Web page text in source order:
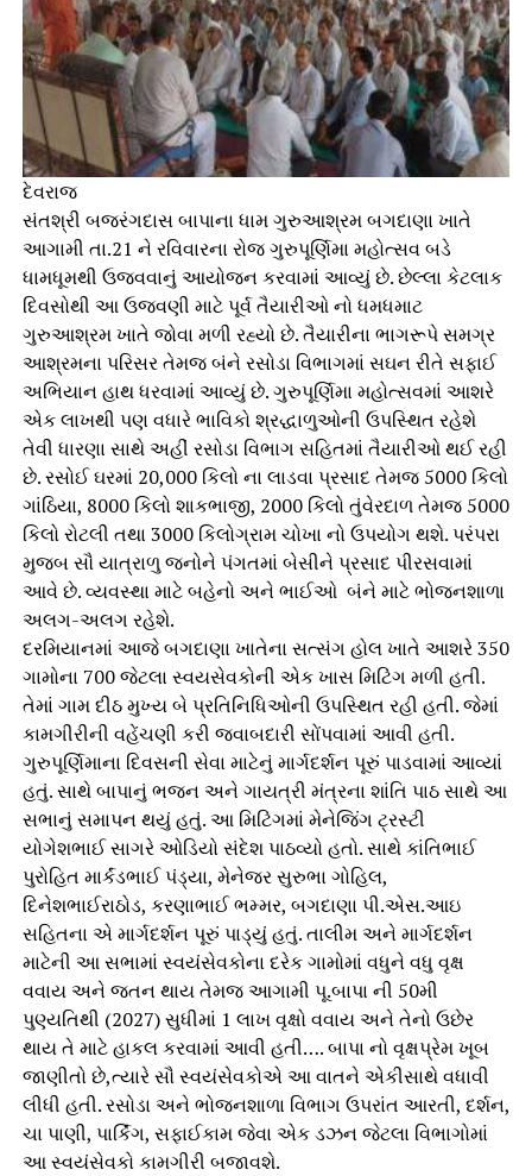
દેવરાજ
સંતશ્રી બજરંગદાસ બાપાના ધામ ગુરુઆશ્રમ બગદાણા ખાતે
આગામી તા.21 ને રવિવારના રોજ ગુરુપૂર્ણિમા મહોત્સવ બડે
ધામધૂમથી ઉજવવાનું આયોજન કરવામાં આવ્યું છે. છેલ્લા કેટલાક
દિવસોથી આ ઉજવણી માટે પૂર્વ તૈયારીઓ નો ધમધમાટ
ગુરુઆશ્રમ ખાતે જોવા મળી રહ્યો છે. તૈયારીના ભાગરૂપે સમગ્ર
આશ્રમના પરિસર તેમજ બંને રસોડા વિભાગમાં સઘન રીતે સફાઈ
અભિયાન હાથ ધરવામાં આવ્યું છે. ગુરુપૂર્ણિમા મહોત્સવમાં આશરે
એક લાખથી પણ વધારે ભાવિકો શ્રદ્ધાળુઓની ઉપસ્થિત રહેશે
તેવી ધારણા સાથે અહીં રસોડા વિભાગ સહિતમાં તૈયારીઓ થઈ રહી
છે. રસોઈ ઘરમાં 20,000 કિલો ના લાડવા પ્રસાદ તેમજ 5000 કિલો
ગાંઠિયા, 8000 કિલો શાકભાજી, 2000 કિલો તુંવેરદાળ તેમજ 5000
કિલો રોટલી તથા 3000 કિલોગ્રામ ચોખા નો ઉપયોગ થશે. પરંપરા
મુજબ સૌ યાત્રાળુ જનોને પંગતમાં બેસીને પ્રસાદ પીરસવામાં
આવે છે. વ્યવસ્થા માટે બહેનો અને ભાઈઓ બંને માટે ભોજનશાળા
અલગ-અલગ રહેશે.
દરમિયાનમાં આજે બગદાણા ખાતેના સત્સંગ હોલ ખાતે આશરે 350
ગામોના 700 જેટલા સ્વયસેવકોની એક ખાસ મિટિંગ મળી હતી.
તેમાં ગામ દીઠ મુખ્ય બે પ્રતિનિધિઓની ઉપસ્થિત રહી હતી. જેમાં
કામગીરીની વહેંચણી કરી જવાબદારી સોંપવામાં આવી હતી.
ગુરુપૂર્ણિમાના દિવસની સેવા માટેનું માર્ગદર્શન પૂરું પાડવામાં આવ્યાં
હતું. સાથે બાપાનું ભજન અને ગાયત્રી મંત્રના શાંતિ પાઠ સાથે આ
સભાનું સમાપન થયું હતું. આ મિટિંગમાં મેનેજિંગ ટ્રસ્ટી
યોગેશભાઈ સાગરે ઓડિયો સંદેશ પાઠવ્યો હતો. સાથે કાંતિભાઈ
પુરોહિત માર્કંડભાઈ પંડ્યા, મેનેજર સુરુભા ગોહિલ,
દિનેશભાઈરાઠોડ, કરણાભાઈ ભમ્મર, બગદાણા પી.એસ.આઇ
સહિતના એ માર્ગદર્શન પૂરું પાડ્યું હતું. તાલીમ અને માર્ગદર્શન
માટેની આ સભામાં સ્વયંસેવકોના દરેક ગામોમાં વધુને વધુ વૃક્ષ
વવાય અને જતન થાય તેમજ આગામી પૂ.બાપા ની 50મી
પુણ્યતિથી (2027) સુધીમાં 1 લાખ વૃક્ષો વવાય અને તેનો ઉછેર
થાય તે માટે હાકલ કરવામાં આવી હતી…. બાપા નો વૃક્ષપ્રેમ ખૂબ
જાણીતો છે,ત્યારે સૌ સ્વયંસેવકોએ આ વાતને એકીસાથે વધાવી
લીધી હતી. રસોડા અને ભોજનશાળા વિભાગ ઉપરાંત આરતી, દર્શન,
ચા પાણી, પાર્કિંગ, સફાઈકામ જેવા એક ડઝન જેટલા વિભાગોમાં
આ સ્વયંસેવકો કામગીરી બજાવશે.